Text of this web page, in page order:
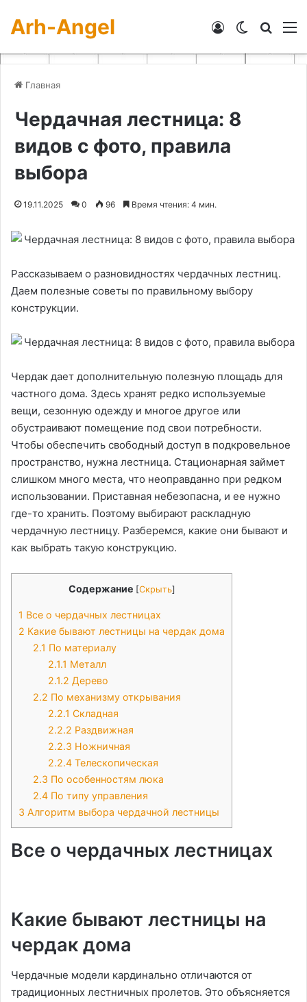
Arh-Angel Switch skin
Войти
Главная
Чердачная лестница: 8
видов с фото, правила
выбора
19.11.2025 0 96 Время чтения: 4 мин.
Рассказываем о разновидностях чердачных лестниц.
Даем полезные советы по правильному выбору
конструкции.
Чердак дает дополнительную полезную площадь для
частного дома. Здесь хранят редко используемые
вещи, сезонную одежду и многое другое или
обустраивают помещение под свои потребности.
Чтобы обеспечить свободный доступ в подкровельное
пространство, нужна лестница. Стационарная займет
слишком много места, что неоправданно при редком
использовании. Приставная небезопасна, и ее нужно
где-то хранить. Поэтому выбирают раскладную
чердачную лестницу. Разберемся, какие они бывают и
как выбрать такую конструкцию.
Содержание [Скрыть]
1 Все о чердачных лестницах
2 Какие бывают лестницы на чердак дома
2.1 По материалу
2.1.1 Металл
2.1.2 Дерево
2.2 По механизму открывания
2.2.1 Складная
2.2.2 Раздвижная
2.2.3 Ножничная
2.2.4Телескопическая
2.3 По особенностям люка
2.4 По типу управления
3 Алгоритм выбора чердачной лестницы
Все о чердачных лестницах
Какие бывают лестницы на
чердак дома
Чердачные модели кардинально отличаются от
традиционных лестничных пролетов. Это объясняется